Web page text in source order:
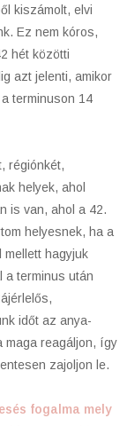
kiszámolt, elvi
Ez nem kóros,
hét közötti
azt jelenti, amikor
terminuson 14
régiónkét,
helyek, ahol
is van, ahol a 42.
helyesnek, ha a
hagyjuk
a terminus után
időt az anya-
maga reagáljon, így
zajoljon le.
fogalma mely